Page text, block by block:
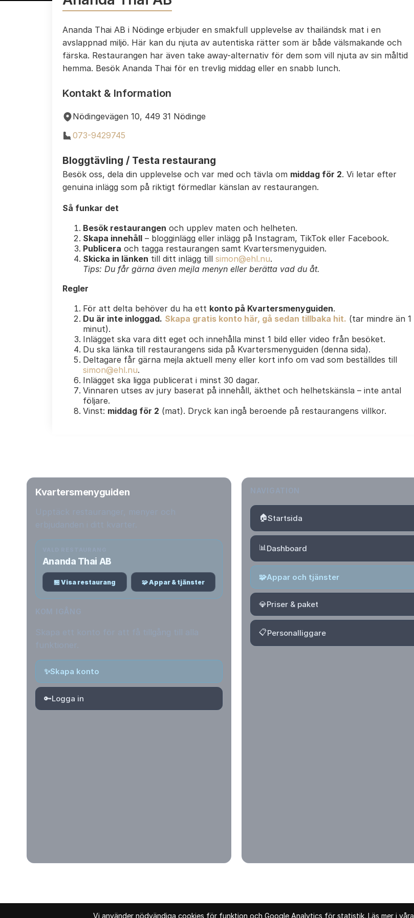
Vi använder nödvändiga cookies för funktion och Google Analytics för statistik. Läs mer i våra
Ananda Thai AB i Nödinge erbjuder en smakfull upplevelse av thailändsk mat i en
avslappnad miljö. Här kan du njuta av autentiska rätter som är både välsmakande och
färska. Restaurangen har även take away-alternativ för dem som vill njuta av sin måltid
hemma. Besök Ananda Thai för en trevlig middag eller en snabb lunch.
Kontakt & Information
Nödingevägen 10, 449 31 Nödinge
073-9429745
Bloggtävling / Testa restaurang
Besök oss, dela din upplevelse och var med och tävla om middag för 2. Vi letar efter
genuina inlägg som på riktigt förmedlar känslan av restaurangen.
Så funkar det
Besök restaurangen och upplev maten och helheten.
Skapa innehåll – blogginlägg eller inlägg på Instagram, TikTok eller Facebook.
Publicera och tagga restaurangen samt Kvartersmenyguiden.
Skicka in länken till ditt inlägg till simon@ehl.nu.
Tips: Du får gärna även mejla menyn eller berätta vad du åt.
Regler
För att delta behöver du ha ett konto på Kvartersmenyguiden.
Du är inte inloggad. Skapa gratis konto här, gå sedan tillbaka hit. (tar mindre än 1
minut).
Inlägget ska vara ditt eget och innehålla minst 1 bild eller video från besöket.
Du ska länka till restaurangens sida på Kvartersmenyguiden (denna sida).
Deltagare får gärna mejla aktuell meny eller kort info om vad som beställdes till
simon@ehl.nu.
Inlägget ska ligga publicerat i minst 30 dagar.
Vinnaren utses av jury baserat på innehåll, äkthet och helhetskänsla – inte antal
följare.
Vinst: middag för 2 (mat). Dryck kan ingå beroende på restaurangens villkor.
Kvartersmenyguiden
Ananda Thai AB
🏪 Visa restaurang 🧩 Appar & tjänster
✨Skapa konto
🔑Logga in
🏠Startsida
📊Dashboard
🧩Appar och tjänster
💎Priser & paket
📋Personalliggare